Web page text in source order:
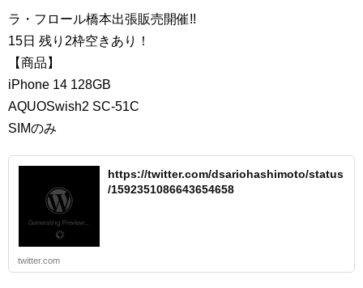
ラ・フロール橋本出張販売開催!!
15日 残り2枠空きあり！
【商品】
iPhone 14 128GB
AQUOSwish2 SC-51C
SIMのみ
https://twitter.com/dsariohashimoto/status
/1592351086643654658
twitter.com